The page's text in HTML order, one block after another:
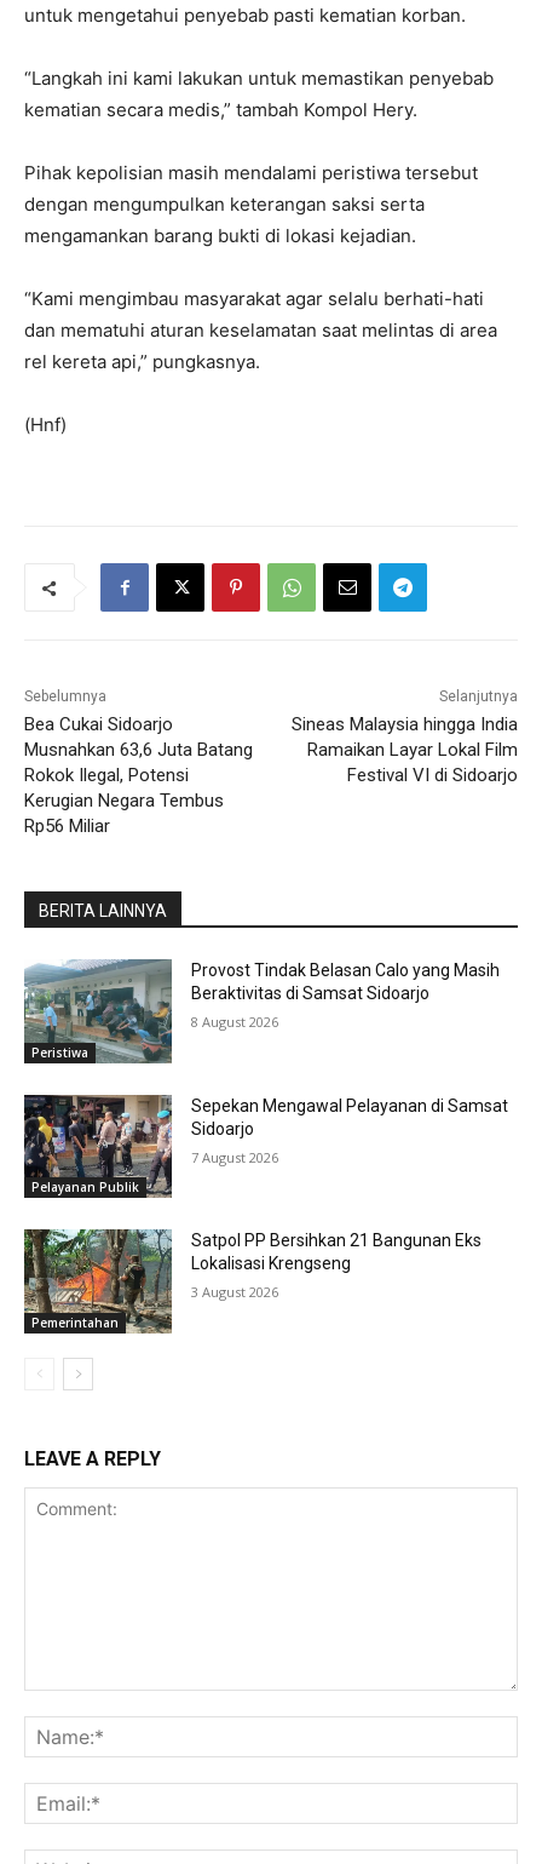
untuk mengetahui penyebab pasti kematian korban.
“Langkah ini kami lakukan untuk memastikan penyebab
kematian secara medis,” tambah Kompol Hery.
Pihak kepolisian masih mendalami peristiwa tersebut
dengan mengumpulkan keterangan saksi serta
mengamankan barang bukti di lokasi kejadian.
“Kami mengimbau masyarakat agar selalu berhati-hati
dan mematuhi aturan keselamatan saat melintas di area
rel kereta api,” pungkasnya.
(Hnf)
Sebelumnya
Bea Cukai Sidoarjo
Musnahkan 63,6 Juta Batang
Rokok Ilegal, Potensi
Kerugian Negara Tembus
Rp56 Miliar
Selanjutnya
Sineas Malaysia hingga India
Ramaikan Layar Lokal Film
Festival VI di Sidoarjo
BERITA LAINNYA
Peristiwa
Provost Tindak Belasan Calo yang Masih
Beraktivitas di Samsat Sidoarjo
8 August 2026
Pelayanan Publik
Sepekan Mengawal Pelayanan di Samsat
Sidoarjo
7 August 2026
Pemerintahan
Satpol PP Bersihkan 21 Bangunan Eks
Lokalisasi Krengseng
3 August 2026
LEAVE A REPLY